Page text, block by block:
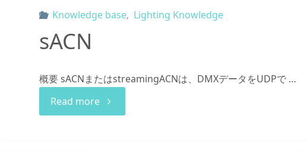
Knowledge base, Lighting Knowledge
sACN
概要 sACNまたはstreamingACNは、DMXデータをUDPで …
Read more"sACN"